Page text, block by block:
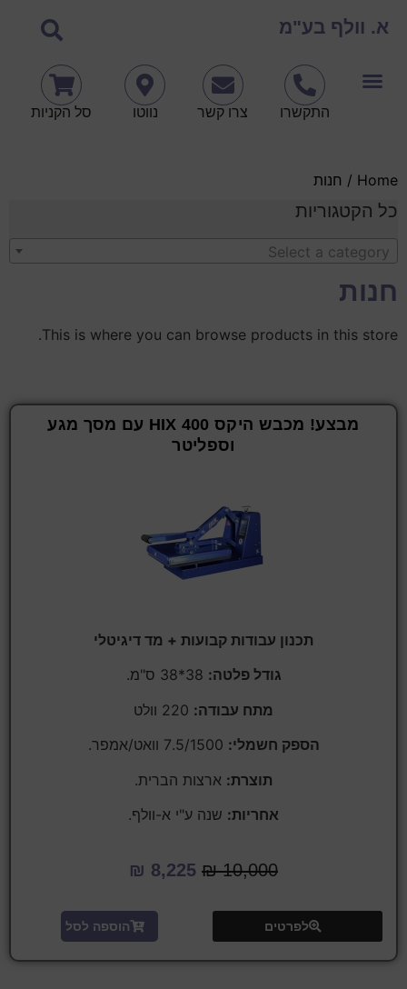
א. וולף בע"מ
התקשרו צרו קשר נווטו סל הקניות
Home / חנות
כל הקטגוריות
Select a category
חנות
This is where you can browse products in this store.
מבצע! מכבש היקס HIX 400 עם מסך מגע
וספליטר
תכנון עבודות קבועות + מד דיגיטלי
גודל פלטה:
מתח עבודה:
הספק חשמלי:
תוצרת: ארצות הברית.
אחריות: שנה ע"י א-וולף.
₪10,000
₪ 8,225
לפרטים הוספה לסל